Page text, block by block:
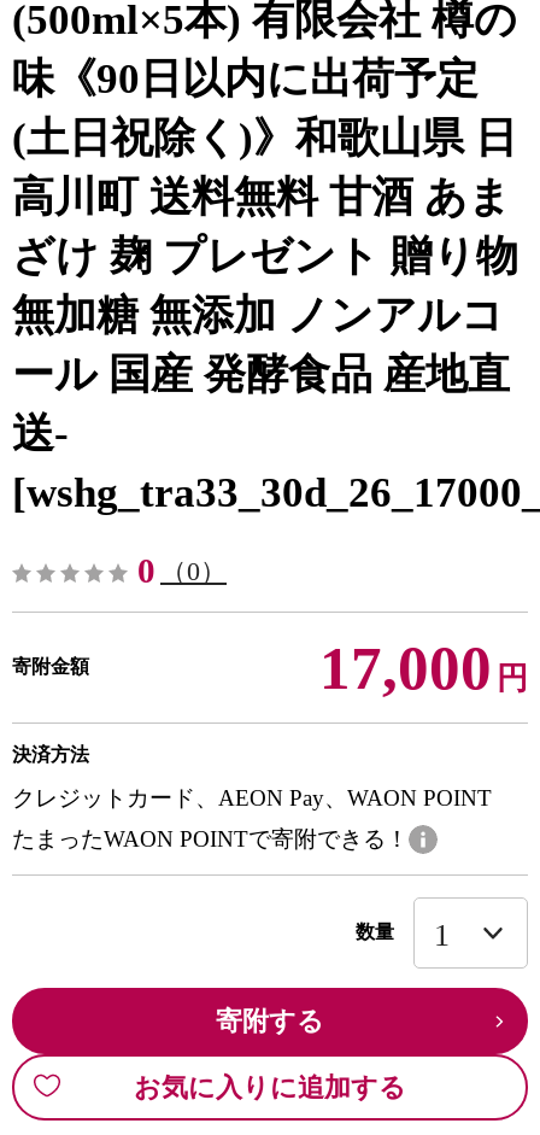
(500ml×5本) 有限会社 樽の
味《90日以内に出荷予定
(土日祝除く)》和歌山県 日
高川町 送料無料 甘酒 あま
ざけ 麹 プレゼント 贈り物
無加糖 無添加 ノンアルコ
ール 国産 発酵食品 産地直
送-
0 （0）
寄附金額 17,000 円
決済方法
クレジットカード、AEON Pay、WAON POINT
たまったWAON POINTで寄附できる！
数量
寄附する
お気に入りに追加する